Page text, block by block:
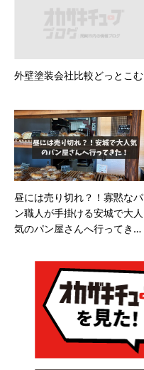
外壁塗装会社比較どっとこむ
昼には売り切れ？！寡黙なパ
ン職人が手掛ける安城で大人
気のパン屋さんへ行ってき